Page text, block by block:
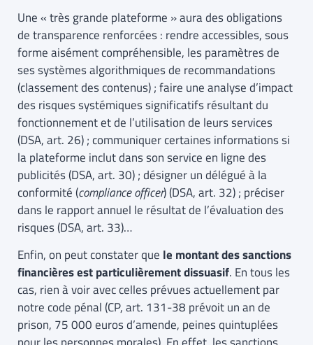
Une « très grande plateforme » aura des obligations
de transparence renforcées : rendre accessibles, sous
forme aisément compréhensible, les paramètres de
ses systèmes algorithmiques de recommandations
(classement des contenus) ; faire une analyse d’impact
des risques systémiques significatifs résultant du
fonctionnement et de l’utilisation de leurs services
(DSA, art. 26) ; communiquer certaines informations si
la plateforme inclut dans son service en ligne des
publicités (DSA, art. 30) ; désigner un délégué à la
conformité (compliance officer) (DSA, art. 32) ; préciser
dans le rapport annuel le résultat de l’évaluation des
risques (DSA, art. 33)…
Enfin, on peut constater que le montant des sanctions
financières est particulièrement dissuasif. En tous les
cas, rien à voir avec celles prévues actuellement par
notre code pénal (CP, art. 131-38 prévoit un an de
prison, 75 000 euros d’amende, peines quintuplées